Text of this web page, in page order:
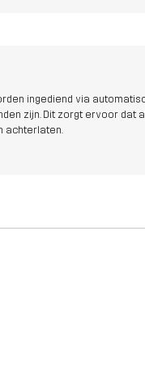
ingediend via
zijn. Dit zorgt ervoor dat
achterlaten.